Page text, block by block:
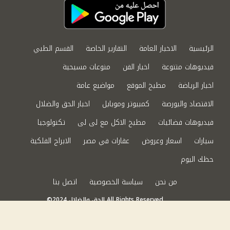
الرئيسية الاخبار العامة التقارير الخاصة
القسم الطبي
فيديوهات متنوعة
اخبار الفن
منوعات مسيحية
اخبار الرياضة
مطبخ الموقع
مواضيع عامة
الاقتصاد والبورصة
كمبيوتر وموبايل
اخبار الحق والضلال
فيديوهات فضائيات
مطبخ الاكل مع لى لى
تكنولوجيا
سيارات
اسعار وعروض عقارات في مصر
الابراج الفلكية
حظك اليوم
من نحن
سياسة الخصوصية اتصل بنا
©2024 الحق والضلال All Rights Reserved.